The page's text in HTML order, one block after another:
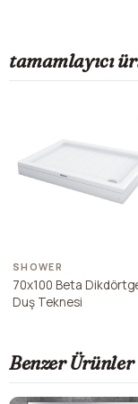
tamamlayıcı
SHOWER
70x100 Beta
Duş Teknesi
Benzer Ürünler